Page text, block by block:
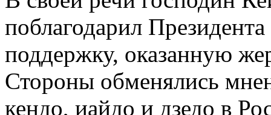
поблагодарил
поддержку, оказанную
Стороны обменялись
кендо, иайдо и дзедо в